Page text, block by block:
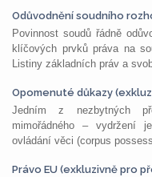
Odůvodnění soudního
Povinnost soudů řádně
klíčových prvků práva na
Listiny základních práv a
Opomenuté důkazy
Jedním z nezbytných
mimořádného – vydržení
ovládání věci (corpus
Právo EU (exkluzivně pro